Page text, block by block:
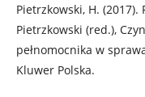
Pietrzkowski, H.
Pietrzkowski (red.),
pełnomocnika w
Kluwer Polska.